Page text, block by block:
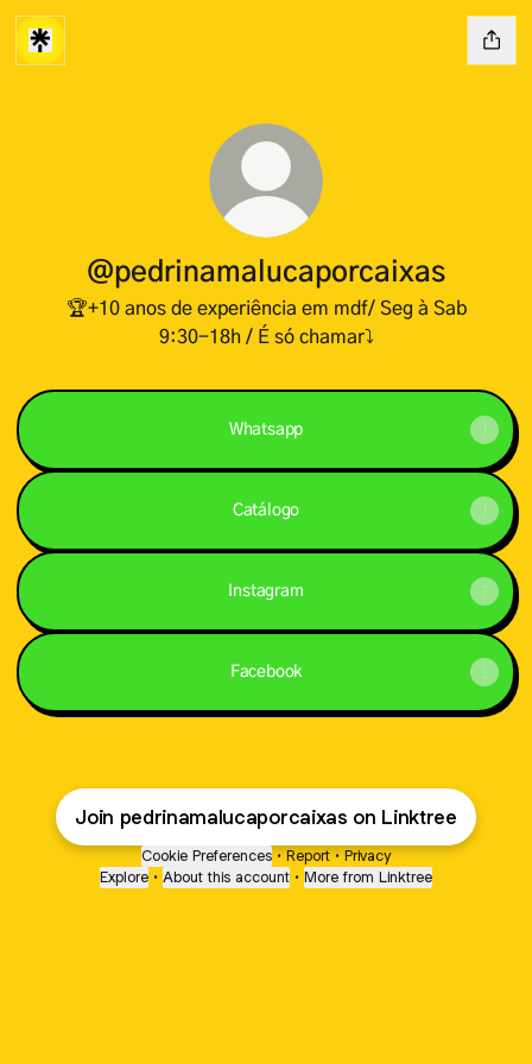
@pedrinamalucaporcaixas
🏆+10 anos de experiência em mdf/ Seg à Sab
9:30-18h / É só chamar⤵️
Whatsapp
Catálogo
Instagram
Facebook
Join pedrinamalucaporcaixas on Linktree
Cookie Preferences • Report • Privacy
Explore • About this account • More from Linktree